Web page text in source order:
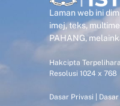
Laman web ini
imej, teks,
PAHANG,
Hakcipta
Resolusi 1024 x 768
Dasar Privasi